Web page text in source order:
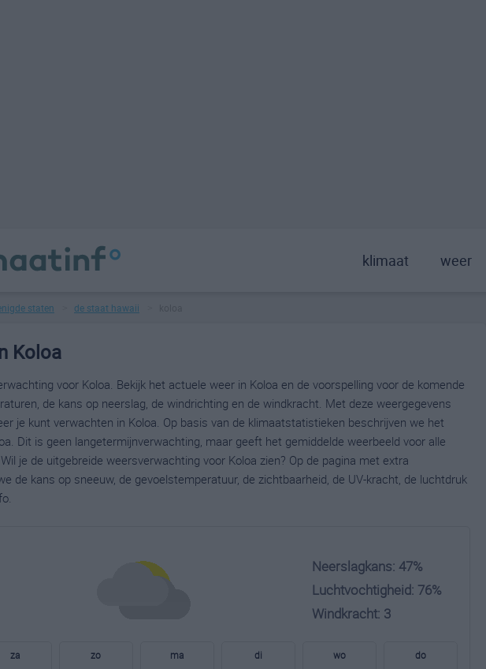
klimaat weer
staten de staat hawaii
Koloa
voor Koloa. Bekijk het actuele weer in Koloa en de voorspelling voor de komende
de kans op neerslag, de windrichting en de windkracht. Met deze weergegevens
je kunt verwachten in Koloa. Op basis van de klimaatstatistieken beschrijven we het
Dit is geen langetermijnverwachting, maar geeft het gemiddelde weerbeeld voor alle
je de uitgebreide weersverwachting voor Koloa zien? Op de pagina met extra
de kans op sneeuw, de gevoelstemperatuur, de zichtbaarheid, de UV-kracht, de luchtdruk
Neerslagkans: 47%
Luchtvochtigheid: 76%
Windkracht: 3
za zo ma di wo do